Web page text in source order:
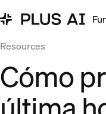
Resources
Cómo